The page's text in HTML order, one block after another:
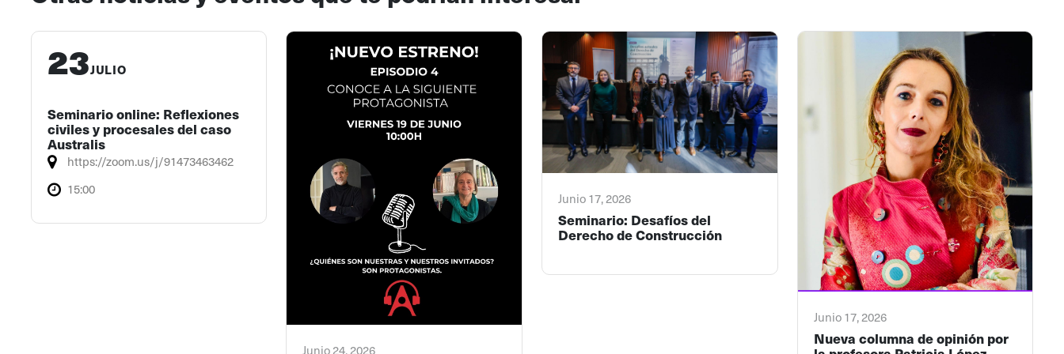
23JULIO
Seminario online: Reflexiones
civiles y procesales del caso
Australis
https://zoom.us/j/91473463462
15:00
Junio 24, 2026
Junio 17, 2026
Seminario: Desafíos del
Derecho de Construcción
Junio 17, 2026
Nueva columna de opinión por